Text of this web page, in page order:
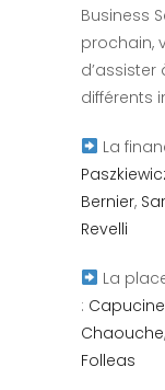
Business
prochain,
différents
La
Bernier,
Revelli
La
:
Chaouche,
Folleas